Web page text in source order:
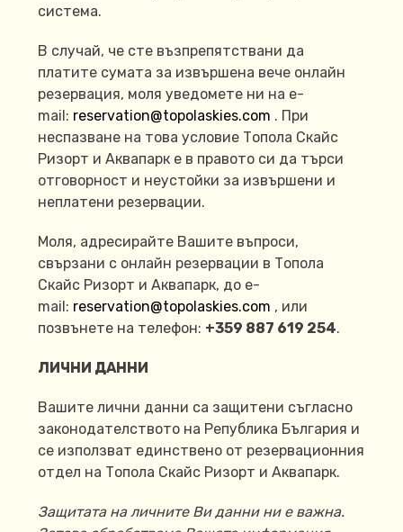
система.
В случай, че сте възпрепятствани да
платите сумата за извършена вече онлайн
резервация, моля уведомете ни на e-
mail: reservation@topolaskies.com . При
неспазване на това условие Топола Скайс
Ризорт и Аквапарк е в правото си да търси
отговорност и неустойки за извършени и
неплатени резервации.
Моля, адресирайте Вашите въпроси,
свързани с онлайн резервации в Топола
Скайс Ризорт и Аквапарк, до e-
mail: reservation@topolaskies.com , или
позвънете на телефон: +359 887 619 254.
ЛИЧНИ ДАННИ
Вашите лични данни са защитени съгласно
законодателството на Република България и
се използват единствено от резервационния
отдел на Топола Скайс Ризорт и Аквапарк.
Защитата на личните Ви данни ни е важна.